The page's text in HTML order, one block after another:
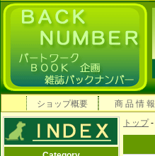
ショップ概要 商 品 情 報
トップ-